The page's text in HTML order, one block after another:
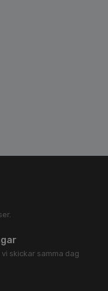
skickar samma dag